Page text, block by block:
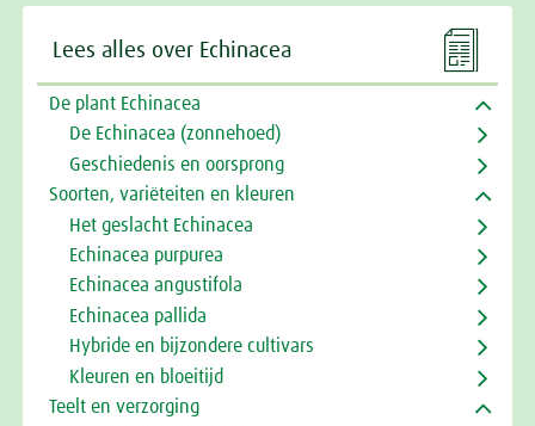

Lees alles over Echinacea
De plant Echinacea
De Echinacea (zonnehoed)
Geschiedenis en oorsprong
Soorten, variëteiten en kleuren
Het geslacht Echinacea
Echinacea purpurea
Echinacea angustifola
Echinacea pallida
Hybride en bijzondere cultivars
Kleuren en bloeitijd
Teelt en verzorging